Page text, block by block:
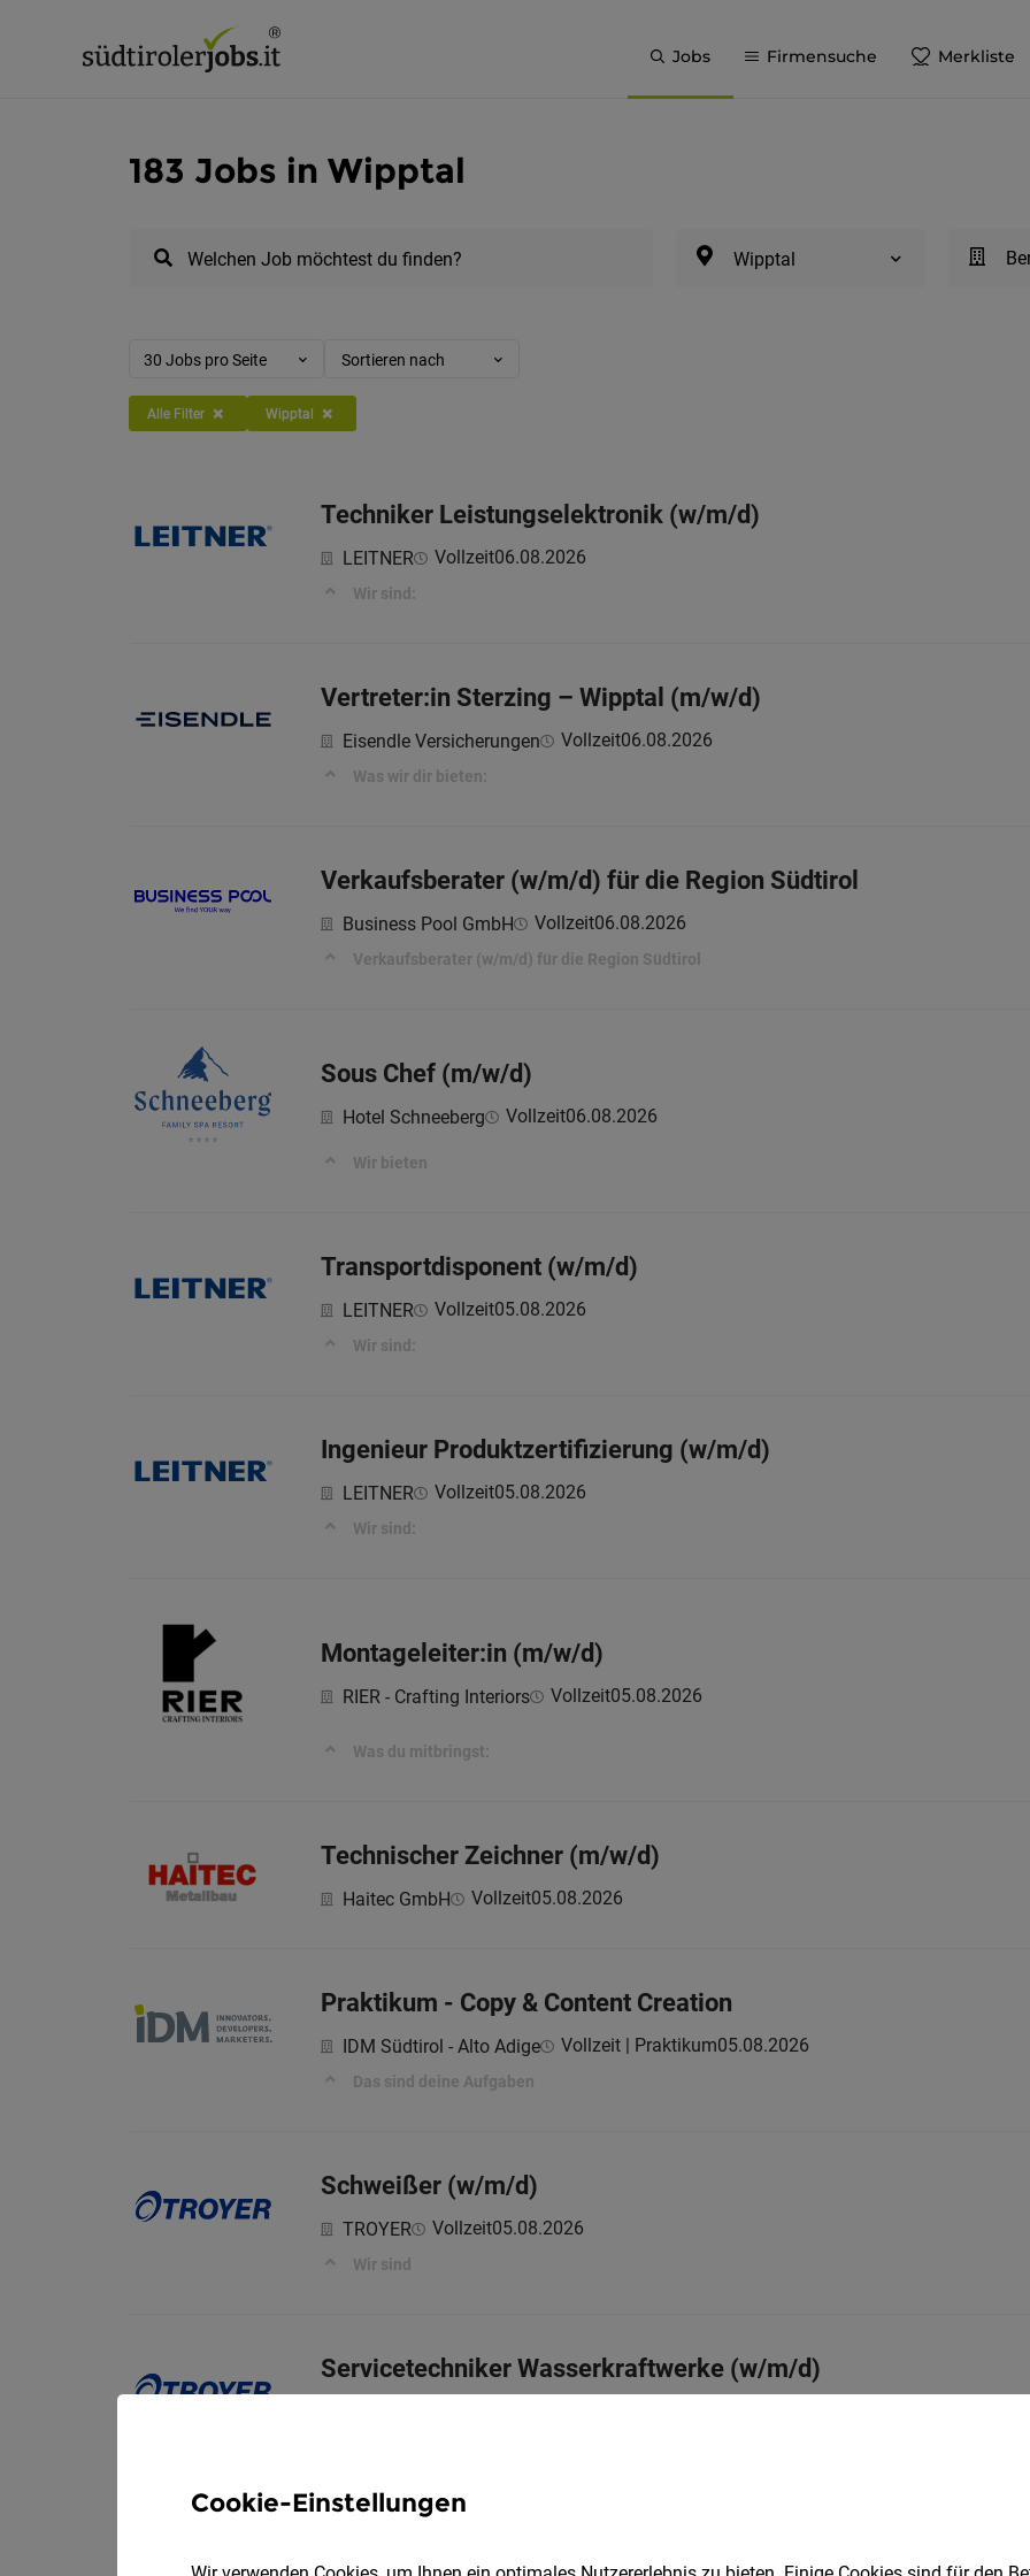
Jobs Firmensuche Merkliste
183 Jobs in Wipptal
Welchen Job möchtest du finden? Wipptal
30 Jobs pro Seite Sortieren nach
Alle Filter Wipptal
Techniker Leistungselektronik (w/m/d)
LEITNER Vollzeit06.08.2026
Wir sind:
Vertreter:in Sterzing – Wipptal (m/w/d)
Eisendle Versicherungen Vollzeit06.08.2026
Was wir dir bieten:
Verkaufsberater (w/m/d) für die Region Südtirol
Business Pool GmbH Vollzeit06.08.2026
Verkaufsberater (w/m/d) für die Region Südtirol
Sous Chef (m/w/d)
Hotel Schneeberg Vollzeit06.08.2026
Wir bieten
Transportdisponent (w/m/d)
LEITNER Vollzeit05.08.2026
Wir sind:
Ingenieur Produktzertifizierung (w/m/d)
LEITNER Vollzeit05.08.2026
Wir sind:
Montageleiter:in (m/w/d)
RIER - Crafting Interiors Vollzeit05.08.2026
Was du mitbringst:
Technischer Zeichner (m/w/d)
Haitec GmbH Vollzeit05.08.2026
Praktikum - Copy & Content Creation
IDM Südtirol - Alto Adige Vollzeit | Praktikum05.08.2026
Das sind deine Aufgaben
Schweißer (w/m/d)
TROYER Vollzeit05.08.2026
Wir sind
Servicetechniker Wasserkraftwerke (w/m/d)
Cookie-Einstellungen